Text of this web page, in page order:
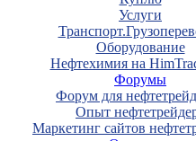
Услуги
Оборудование
Нефтехимия на
Форумы
Форум для
Опыт
Маркетинг сайтов